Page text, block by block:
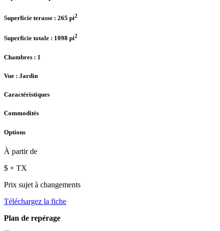
Superficie terasse : 265 pi2
Superficie totale : 1098 pi2
Chambres : 1
Vue : Jardin
Caractéristiques
Commodités
Options
À partir de
$ + TX
Prix sujet à changements
Téléchargez la fiche
Plan de repérage